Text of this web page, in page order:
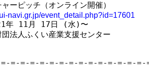
ーピッチ（オンライン開催）
navi.gr.jp/event_detail.php?id=17601
年 11月 17日 (水)〜
法人ふくい産業支援センター
=-=-=-=-=-=-=-=-=-=-=-=-=-